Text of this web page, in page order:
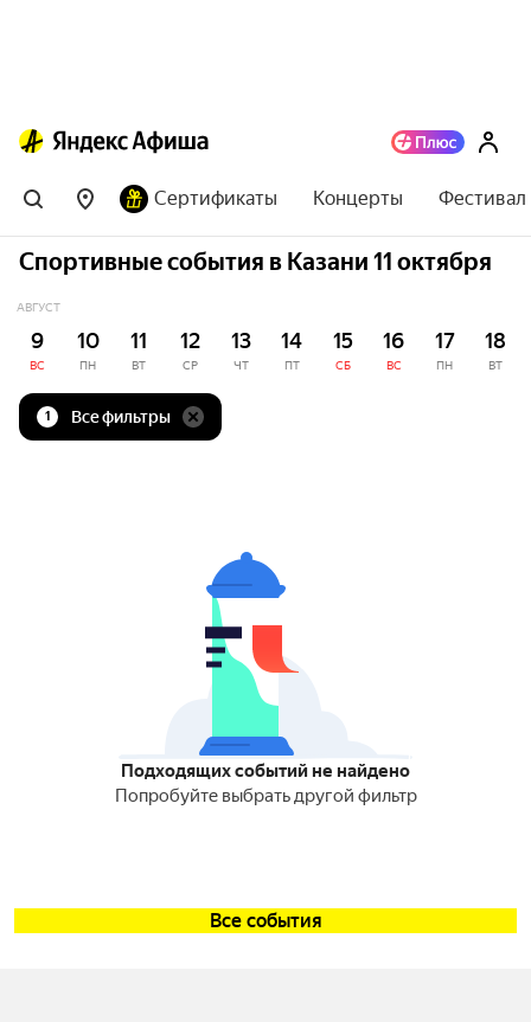
Сертификаты Концерты
Спортивные события в Казани 11 октября
АВГУСТ
9
ВС
10
ПН
11
ВТ
12
СР
13
ЧТ
14
ПТ
15
СБ
16
ВС
17
ПН
18
ВТ
1 Все фильтры
Подходящих событий не найдено
Попробуйте выбрать другой фильтр
Все события